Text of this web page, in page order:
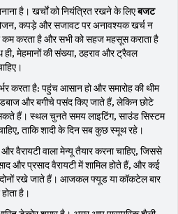
है। खर्चों को नियंत्रित रखने के लिएबजट
कपड़े और सजावट पर अनावश्यक खर्च न
कम करता है और सभी को सहज महसूस कराता है
मेहमानों की संख्या, ठहराव और ट्रैवल
करता है: पहुंच आसान हो और समारोह की थीम
और बगीचे पसंद किए जाते हैं, लेकिन छोटे
सकते हैं। स्थल चुनते समय लाइटिंग, साउंड सिस्टम
ताकि शादी के दिन सब कुछ स्मूथ रहे।
वैरायटी वाला मेन्यू तैयार करना चाहिए, जिससे
और प्रसाद वैरायटी में शामिल होते हैं, और कई
रखे जाते हैं। आजकल फ्यूड या कॉकटेल बार
है।